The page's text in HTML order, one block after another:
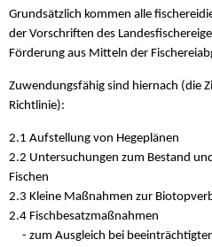
Grundsätzlich kommen alle
der Vorschriften des
Förderung aus Mitteln der
Zuwendungsfähig sind hiernach (die
Richtlinie):
2.1 Aufstellung von Hegeplänen
2.2 Untersuchungen zum Bestand
Fischen
2.3 Kleine Maßnahmen zur
2.4 Fischbesatzmaßnahmen
- zum Ausgleich bei